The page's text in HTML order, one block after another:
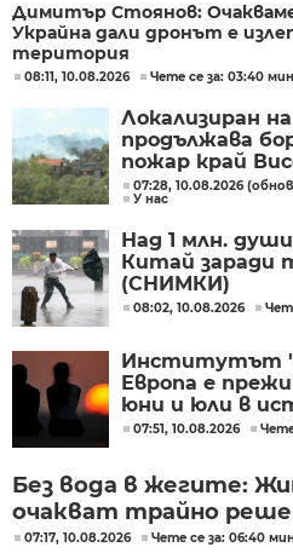
Димитър Стоянов:
Украйна дали дронът е
територия
08:11, 10.08.2026 Чете се за: 03:40
Локализиран
продължава
пожар край
07:28, 10.08.2026
У нас
Над 1 млн.
Китай заради
(СНИМКИ)
08:02, 10.08.2026
Институтът
Европа е
юни и юли в
07:51, 10.08.2026
Без вода в жегите:
очакват трайно
07:17, 10.08.2026 Чете се за: 06:40